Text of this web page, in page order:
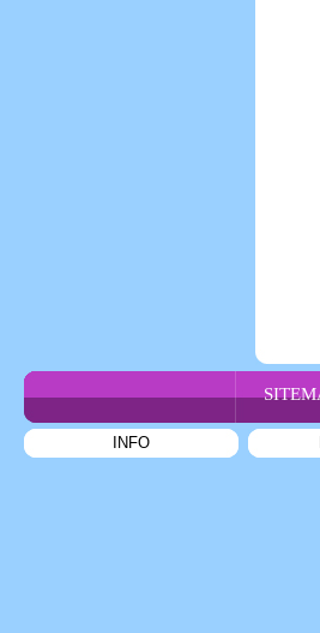
INFO